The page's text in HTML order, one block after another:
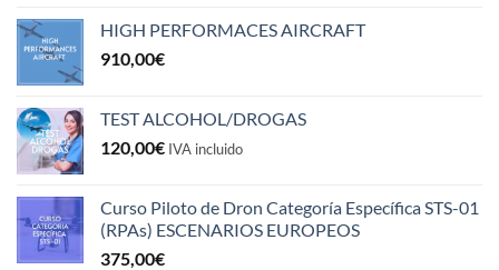
HIGH PERFORMACES AIRCRAFT
910,00€
TEST ALCOHOL/DROGAS
120,00€ IVA incluido
Curso Piloto de Dron Categoría Específica STS-01
(RPAs) ESCENARIOS EUROPEOS
375,00€